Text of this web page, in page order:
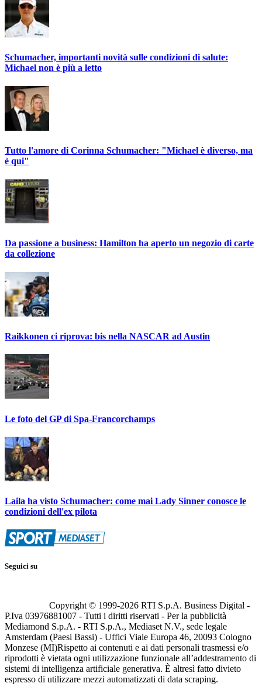
Schumacher, importanti novità sulle condizioni di salute:
Michael non è più a letto
Tutto l'amore di Corinna Schumacher: "Michael è diverso, ma
è qui"
Da passione a business: Hamilton ha aperto un negozio di carte
da collezione
Raikkonen ci riprova: bis nella NASCAR ad Austin
Le foto del GP di Spa-Francorchamps
Laila ha visto Schumacher: come mai Lady Sinner conosce le
condizioni dell'ex pilota
Seguici su
Copyright © 1999-2026 RTI S.p.A. Business Digital -
P.Iva 03976881007 - Tutti i diritti riservati - Per la pubblicità
Mediamond S.p.A. - RTI S.p.A., Mediaset N.V., sede legale
Amsterdam (Paesi Bassi) - Uffici Viale Europa 46, 20093 Cologno
Monzese (MI)Rispetto ai contenuti e ai dati personali trasmessi e/o
riprodotti è vietata ogni utilizzazione funzionale all’addestramento di
sistemi di intelligenza artificiale generativa. È altresì fatto divieto
espresso di utilizzare mezzi automatizzati di data scraping.